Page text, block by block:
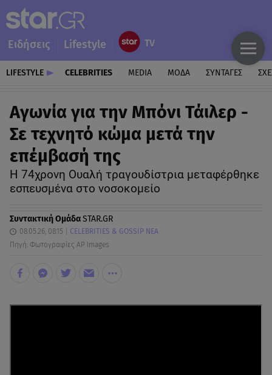
Ειδήσεις Lifestyle
LIFESTYLE CELEBRITIES MEDIA ΜΟΔΑ ΣΥΝΤΑΓΕΣ
Αγωνία για την Μπόνι Τάιλερ -
Σε τεχνητό κώμα μετά την
επέμβασή της
Η 74χρονη Ουαλή τραγουδίστρια μεταφέρθηκε
εσπευσμένα στο νοσοκομείο
Συντακτική ΟμάδαSTAR.GR
08.05.26, 08:15
CELEBRITIES & GOSSIP ΝΕΑ
Πηγή: Φωτογραφίες AP Images